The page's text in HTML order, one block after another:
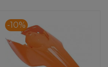
-10%